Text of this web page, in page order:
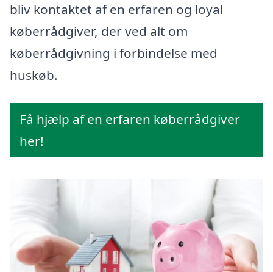
bliv kontaktet af en erfaren og loyal
køberrådgiver, der ved alt om
køberrådgivning i forbindelse med
huskøb.
Få hjælp af en erfaren køberrådgiver
her!